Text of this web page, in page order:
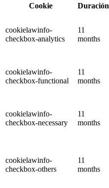
Cookie
Duración
cookielawinfo-
checkbox-analytics
11
months
cookielawinfo-
checkbox-functional
11
months
cookielawinfo-
checkbox-necessary
11
months
cookielawinfo-
checkbox-others
11
months